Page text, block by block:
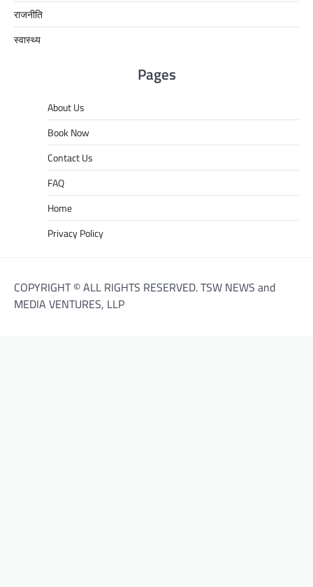
राजनीति
स्वास्थ्य
Pages
About Us
Book Now
Contact Us
FAQ
Home
Privacy Policy
COPYRIGHT © ALL RIGHTS RESERVED. TSW NEWS and
MEDIA VENTURES, LLP